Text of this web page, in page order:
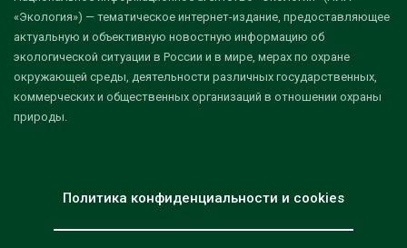
«Экология») — тематическое интернет-издание, предоставляющее
актуальную и объективную новостную информацию об
экологической ситуации в России и в мире, мерах по охране
окружающей среды, деятельности различных государственных,
коммерческих и общественных организаций в отношении охраны
природы.
Политика конфиденциальности и cookies